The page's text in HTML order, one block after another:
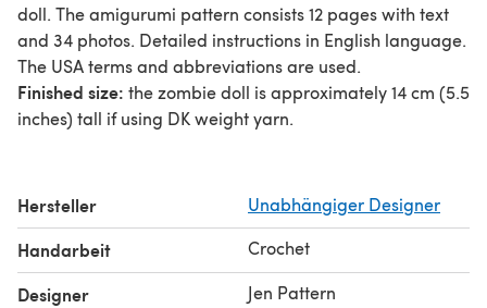
doll. The amigurumi pattern consists 12 pages with text
and 34 photos. Detailed instructions in English language.
The USA terms and abbreviations are used.
Finished size: the zombie doll is approximately 14 cm (5.5
inches) tall if using DK weight yarn.
Hersteller Unabhängiger Designer
Handarbeit Crochet
Designer Jen Pattern